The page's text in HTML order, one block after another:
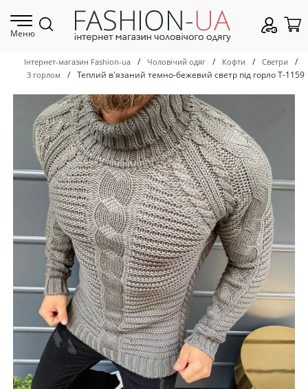
Меню
Інтернет-магазин Fashion-ua / Чоловічий одяг / Кофти / Светри /
З горлом / Теплий в'язаний темно-бежевий светр під горло Т-1159